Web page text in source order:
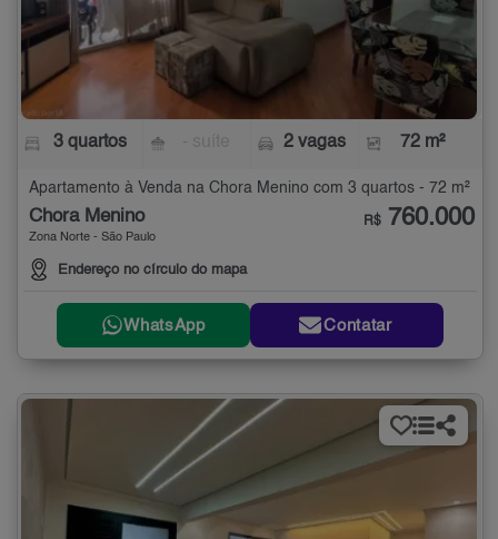
3 quartos 2 vagas 72 m²
Apartamento à Venda na Chora Menino com 3 quartos - 72 m²
Chora Menino
Zona Norte - São Paulo
Endereço no círculo do mapa
R$ 760.000
WhatsApp Contatar